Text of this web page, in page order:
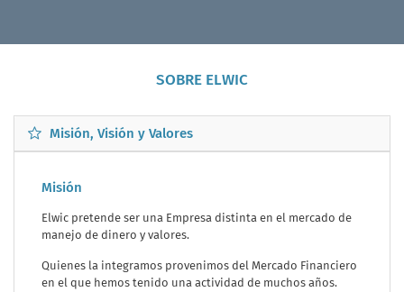
SOBRE ELWIC
Misión, Visión y Valores
Misión
Elwic pretende ser una Empresa distinta en el mercado de
manejo de dinero y valores.
Quienes la integramos provenimos del Mercado Financiero
en el que hemos tenido una actividad de muchos años.